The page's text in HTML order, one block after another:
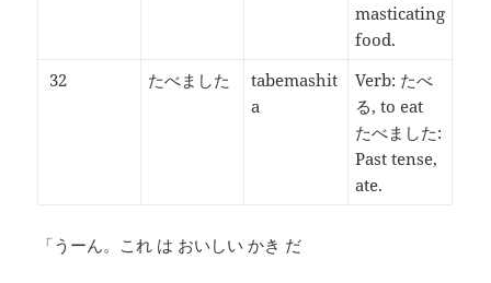
masticating
food.
32
たべました
tabemashit
a
Verb: たべ
る, to eat
たべました:
Past tense,
ate.
「うーん。これ は おいしい かき だ